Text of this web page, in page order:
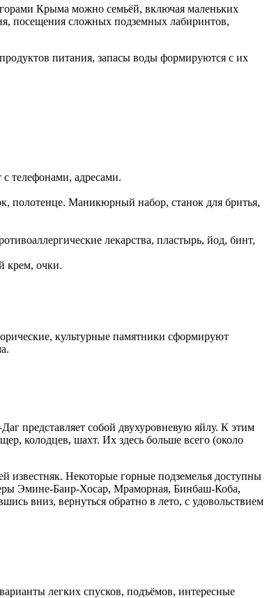
Крыма можно семьёй, включая маленьких
посещения сложных подземных лабиринтов,
питания, запасы воды формируются с их
телефонами, адресами.
полотенце. Маникюрный набор, станок для бритья,
лекарства, пластырь, йод, бинт,
крем, очки.
культурные памятники сформируют
представляет собой двухуровневую яйлу. К этим
колодцев, шахт. Их здесь больше всего (около
известняк. Некоторые горные подземелья доступны
Эмине-Баир-Хосар, Мраморная, Бинбаш-Коба,
вниз, вернуться обратно в лето, с удовольствием
легких спусков, подъёмов, интересные